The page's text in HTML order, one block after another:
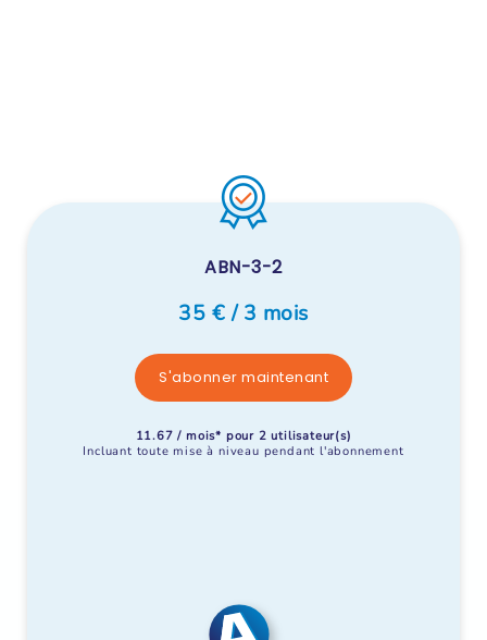
ABN-3-2
35 € / 3 mois
S'abonner maintenant
11.67 / mois* pour 2 utilisateur(s)
Incluant toute mise à niveau pendant l'abonnement